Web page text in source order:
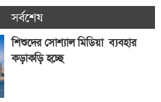
সর্বশেষ
শিশুদের সোশ্যাল মিডিয়া ব্যবহার
কড়াকড়ি হচ্ছে